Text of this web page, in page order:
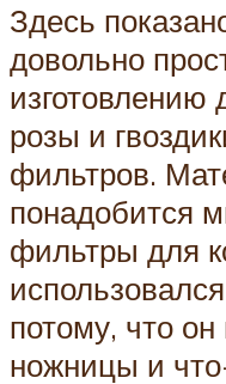
Здесь
довольно
изготовлению
розы и
фильтров.
понадобится
фильтры для
потому, что
ножницы и